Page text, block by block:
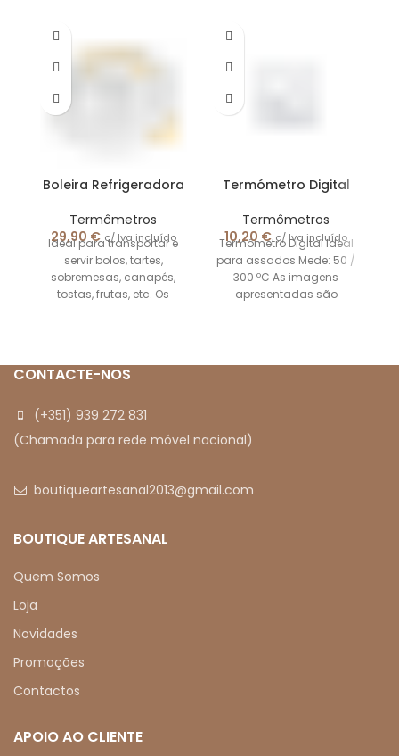
Boleira Refrigeradora
Termômetros
29,90 € c/ Iva incluído
Ideal para transportar e
servir bolos, tartes,
sobremesas, canapés,
tostas, frutas, etc. Os
Termómetro Digital
Termômetros
10,20 € c/ Iva incluído
Termómetro Digital Ideal
para assados Mede: 50 /
300 ºC As imagens
apresentadas são
CONTACTE-NOS
(+351) 939 272 831
(Chamada para rede móvel nacional)
boutiqueartesanal2013@gmail.com
BOUTIQUE ARTESANAL
Quem Somos
Loja
Novidades
Promoções
Contactos
APOIO AO CLIENTE